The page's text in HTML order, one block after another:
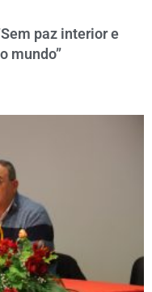
paz interior e
mundo”